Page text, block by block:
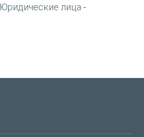
Юридические лица -